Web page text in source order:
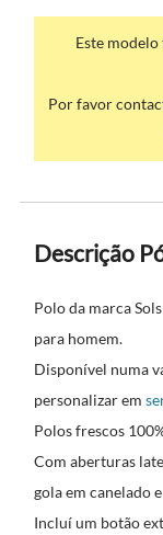
Este
Por favor
Descrição
Polo da marca
para homem.
Disponível numa
personalizar em
Polos frescos
Com aberturas
gola em canelado
Incluí um botão